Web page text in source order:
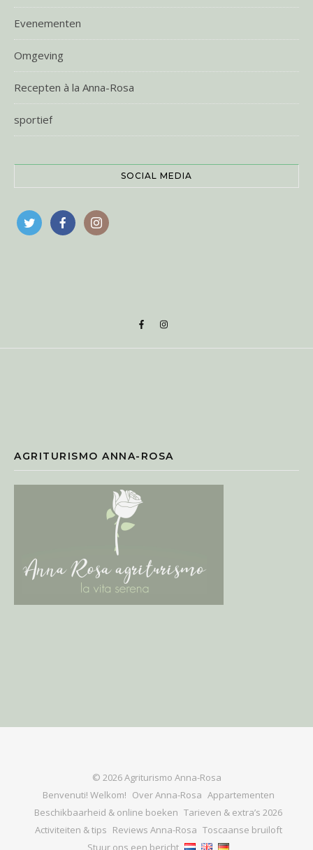
Evenementen
Omgeving
Recepten à la Anna-Rosa
sportief
SOCIAL MEDIA
AGRITURISMO ANNA-ROSA
© 2026 Agriturismo Anna-Rosa
Benvenuti! Welkom! Over Anna-Rosa Appartementen
Beschikbaarheid & online boeken Tarieven & extra’s 2026
Activiteiten & tips Reviews Anna-Rosa Toscaanse bruiloft
Stuur ons een bericht